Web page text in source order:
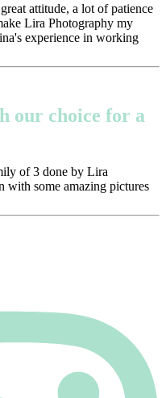
attitude, a lot of patience
Lira Photography my
experience in working
our choice for a
of 3 done by Lira
with some amazing pictures